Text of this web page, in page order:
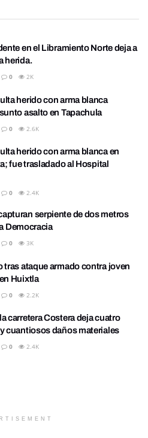
en el Libramiento Norte deja a
herida.
0 2K
herido con arma blanca
asalto en Tapachula
0 2.6K
herido con arma blanca en
fue trasladado al Hospital
0 2.4K
serpiente de dos metros
Democracia
0 3K
tras ataque armado contra joven
Huixtla
0 2.2K
carretera Costera deja cuatro
cuantiosos daños materiales
0 2.4K